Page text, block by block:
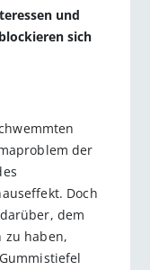
und
sich
der
Doch
dem
zu haben,